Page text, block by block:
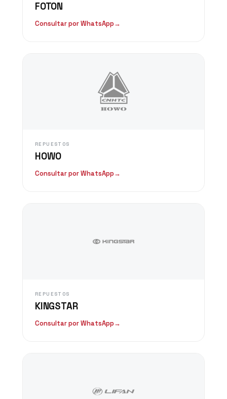
FOTON
Consultar por WhatsApp→
REPUESTOS
HOWO
Consultar por WhatsApp→
REPUESTOS
KINGSTAR
Consultar por WhatsApp→